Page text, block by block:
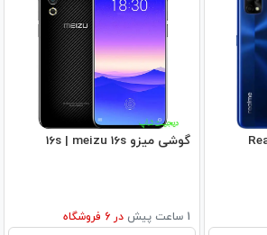
گوشی میزو 16s | meizu 16s
1 ساعت پیش در فروشگاه